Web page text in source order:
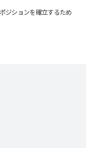
ジションを確立するため